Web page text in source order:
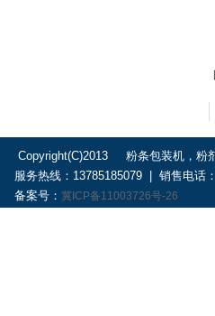
Copyright(C)2013 粉条包装机，粉
服务热线：13785185079 | 销售电话
备案号： 冀ICP备11003726号-26